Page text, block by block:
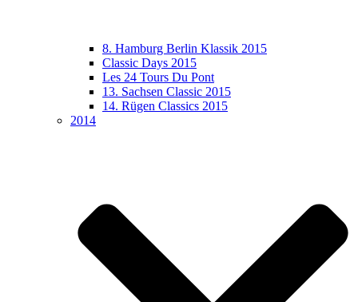
8. Hamburg Berlin Klassik 2015
Classic Days 2015
Les 24 Tours Du Pont
13. Sachsen Classic 2015
14. Rügen Classics 2015
2014